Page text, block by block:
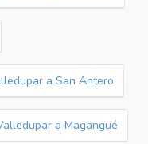
a San Antero
a Magangué